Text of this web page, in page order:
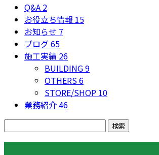
Q&A 2
お役立ち情報 15
お知らせ 7
ブログ65
施工実績 26
BUILDING9
OTHERS6
STORE/SHOP 10
業務紹介46